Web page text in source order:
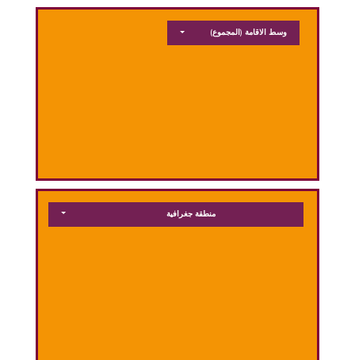
وسط الاقامة (المجموع)
منطقة جغرافية